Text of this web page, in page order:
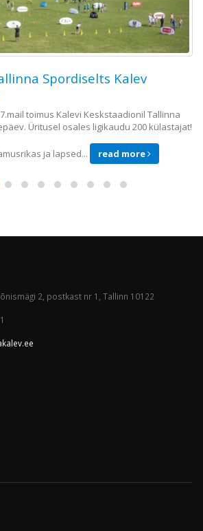
Spordiselts Kalev
toimus Kalevi Keskstaadionil Tallinna
Üritusel osales ligikaudu 200 külastajat!
ja lapsed... read more
2, postkast nr 1, Tallinn 10122